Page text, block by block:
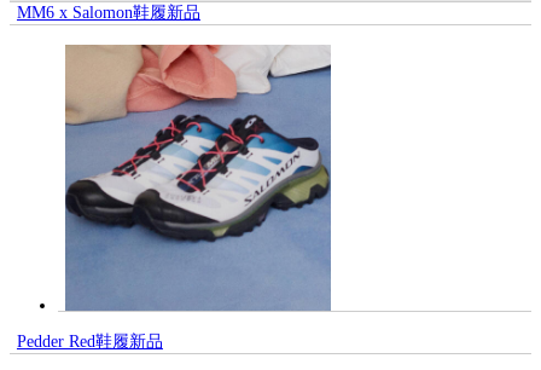
MM6 x Salomon鞋履新品
Pedder Red鞋履新品